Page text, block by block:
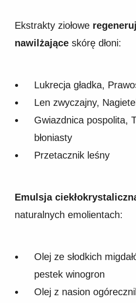
Ekstrakty ziołowe
nawilżające skórę dłoni:
Lukrecja gładka,
Len zwyczajny,
Gwiazdnica pospolita,
błoniasty
Przetacznik leśny
Emulsja
naturalnych emolientach:
Olej ze słodkich
pestek winogron
Olej z nasion